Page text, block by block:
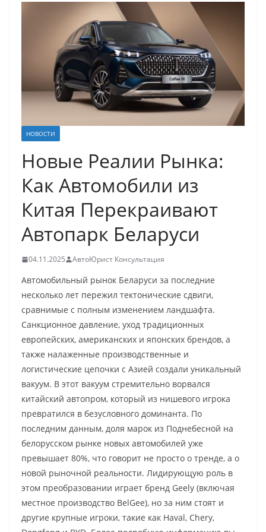
НОВОСТИ
Новые Реалии Рынка:
Как Автомобили из
Китая Перекраивают
Автопарк Беларуси
04.11.2025 АвтоЮрист Консультация
Автомобильный рынок Беларуси за последние
несколько лет пережил тектонические сдвиги,
сравнимые с полным изменением ландшафта.
Санкционное давление, уход традиционных
европейских, американских и японских брендов, а
также налаженные производственные и
логистические цепочки с Азией создали уникальный
вакуум. В этот вакуум стремительно ворвался
китайский автопром, который из нишевого игрока
превратился в безусловного доминанта. По
последним данным, доля марок из Поднебесной на
белорусском рынке новых автомобилей уже
превышает 80%, что говорит не просто о тренде, а о
новой рыночной реальности. Лидирующую роль в
этом преобразовании играет бренд Geely (включая
местное производство BelGee), но за ним стоят и
другие крупные игроки, такие как Haval, Chery,